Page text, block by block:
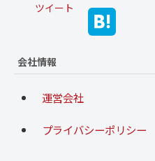
ツイート
会社情報
運営会社
プライバシーポリシー